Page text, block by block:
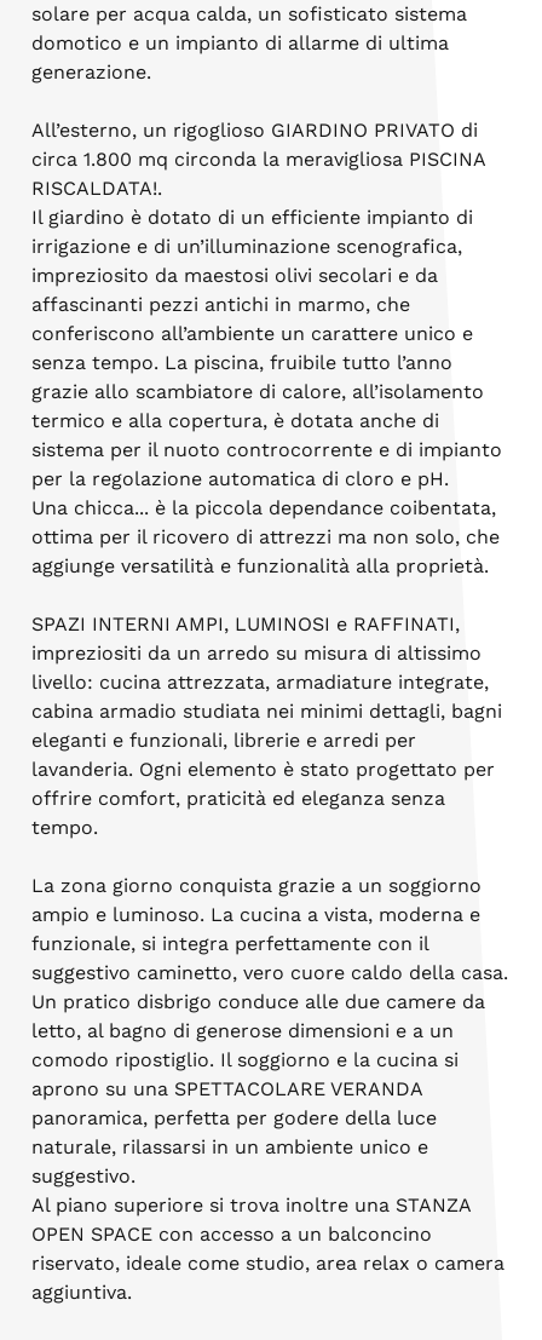
solare per acqua calda, un sofisticato sistema
domotico e un impianto di allarme di ultima
generazione.
All’esterno, un rigoglioso GIARDINO PRIVATO di
circa 1.800 mq circonda la meravigliosa PISCINA
RISCALDATA!.
Il giardino è dotato di un efficiente impianto di
irrigazione e di un’illuminazione scenografica,
impreziosito da maestosi olivi secolari e da
affascinanti pezzi antichi in marmo, che
conferiscono all’ambiente un carattere unico e
senza tempo. La piscina, fruibile tutto l’anno
grazie allo scambiatore di calore, all’isolamento
termico e alla copertura, è dotata anche di
sistema per il nuoto controcorrente e di impianto
per la regolazione automatica di cloro e pH.
Una chicca... è la piccola dependance coibentata,
ottima per il ricovero di attrezzi ma non solo, che
aggiunge versatilità e funzionalità alla proprietà.
SPAZI INTERNI AMPI, LUMINOSI e RAFFINATI,
impreziositi da un arredo su misura di altissimo
livello: cucina attrezzata, armadiature integrate,
cabina armadio studiata nei minimi dettagli, bagni
eleganti e funzionali, librerie e arredi per
lavanderia. Ogni elemento è stato progettato per
offrire comfort, praticità ed eleganza senza
tempo.
La zona giorno conquista grazie a un soggiorno
ampio e luminoso. La cucina a vista, moderna e
funzionale, si integra perfettamente con il
suggestivo caminetto, vero cuore caldo della casa.
Un pratico disbrigo conduce alle due camere da
letto, al bagno di generose dimensioni e a un
comodo ripostiglio. Il soggiorno e la cucina si
aprono su una SPETTACOLARE VERANDA
panoramica, perfetta per godere della luce
naturale, rilassarsi in un ambiente unico e
suggestivo.
Al piano superiore si trova inoltre una STANZA
OPEN SPACE con accesso a un balconcino
riservato, ideale come studio, area relax o camera
aggiuntiva.